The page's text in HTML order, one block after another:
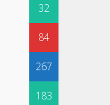
32
84
267
183